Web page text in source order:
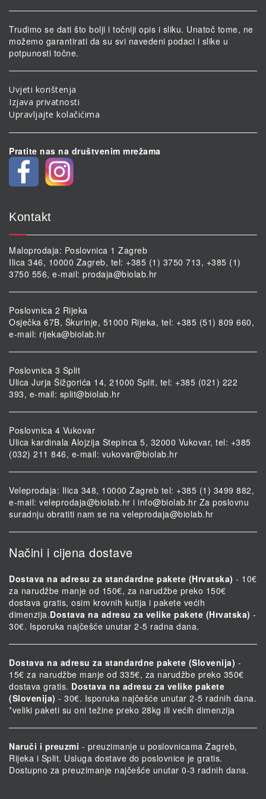
Trudimo se dati što bolji i točniji opis i sliku. Unatoč tome, ne
možemo garantirati da su svi navedeni podaci i slike u
potpunosti točne.
Uvjeti korištenja
Izjava privatnosti
Upravljajte kolačićima
Pratite nas na društvenim mrežama
Kontakt
Maloprodaja: Poslovnica 1 Zagreb
Ilica 346, 10000 Zagreb, tel: +385 (1) 3750 713, +385 (1)
3750 556, e-mail: prodaja@biolab.hr
Poslovnica 2 Rijeka
Osječka 67B, Škurinje, 51000 Rijeka, tel: +385 (51) 809 660,
e-mail: rijeka@biolab.hr
Poslovnica 3 Split
Ulica Jurja Šižgorića 14, 21000 Split, tel: +385 (021) 222
393, e-mail: split@biolab.hr
Poslovnica 4 Vukovar
Ulica kardinala Alojzija Stepinca 5, 32000 Vukovar, tel: +385
(032) 211 846, e-mail: vukovar@biolab.hr
Veleprodaja: Ilica 348, 10000 Zagreb tel: +385 (1) 3499 882,
e-mail: veleprodaja@biolab.hr i info@biolab.hr Za poslovnu
suradnju obratiti nam se na veleprodaja@biolab.hr
Načini i cijena dostave
Dostava na adresu za standardne pakete (Hrvatska) - 10€
za narudžbe manje od 150€, za narudžbe preko 150€
dostava gratis, osim krovnih kutija i pakete većih
dimenzija.Dostava na adresu za velike pakete (Hrvatska) -
30€. Isporuka najčešće unutar 2-5 radna dana.
Dostava na adresu za standardne pakete (Slovenija) -
15€ za narudžbe manje od 335€, za narudžbe preko 350€
dostava gratis. Dostava na adresu za velike pakete
(Slovenija) - 30€. Isporuka najčešće unutar 2-5 radnih dana.
*veliki paketi su oni težine preko 28kg ili većih dimenzija
Naruči i preuzmi - preuzimanje u poslovnicama Zagreb,
Rijeka i Split. Usluga dostave do poslovnice je gratis.
Dostupno za preuzimanje najčešće unutar 0-3 radnih dana.